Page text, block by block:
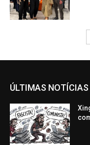
ÚLTIMAS NOTÍCIAS